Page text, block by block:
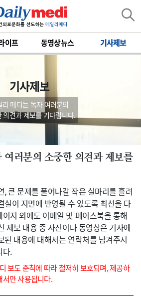
이프 동영상뉴스 기사제보
기사제보
리 메디는 독자 여러분의
의견과 제보를 기다립니다.
여러분의 소중한 의견과 제보를
, 큰 문제를 풀어나갈 작은 실마리를 흘려
실이 지면에 반영될 수 있도록 최선을 다
지 외에도 이메일 및 페이스북을 통해
제보 내용 중 사진이나 동영상은 기사에
된 내용에 대해서는 연락처를 남겨주시
다.
보도 준칙에 따라 철저히 보호되며, 제공하
만 사용됩니다.